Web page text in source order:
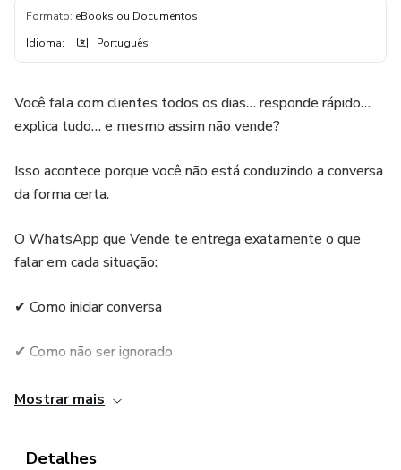
Formato: eBooks ou Documentos
Idioma: Português
Você fala com clientes todos os dias… responde rápido…
explica tudo… e mesmo assim não vende?
Isso acontece porque você não está conduzindo a conversa
da forma certa.
O WhatsApp que Vende te entrega exatamente o que
falar em cada situação:
✔ Como iniciar conversa
✔ Como não ser ignorado
✔ Como quebrar objeções
Mostrar mais
Detalhes